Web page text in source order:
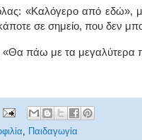
«Καλόγερο από εδώ»,
σε σημείο, που δεν
«Θα πάω με τα μεγαλύτερα
Παιδαγωγία